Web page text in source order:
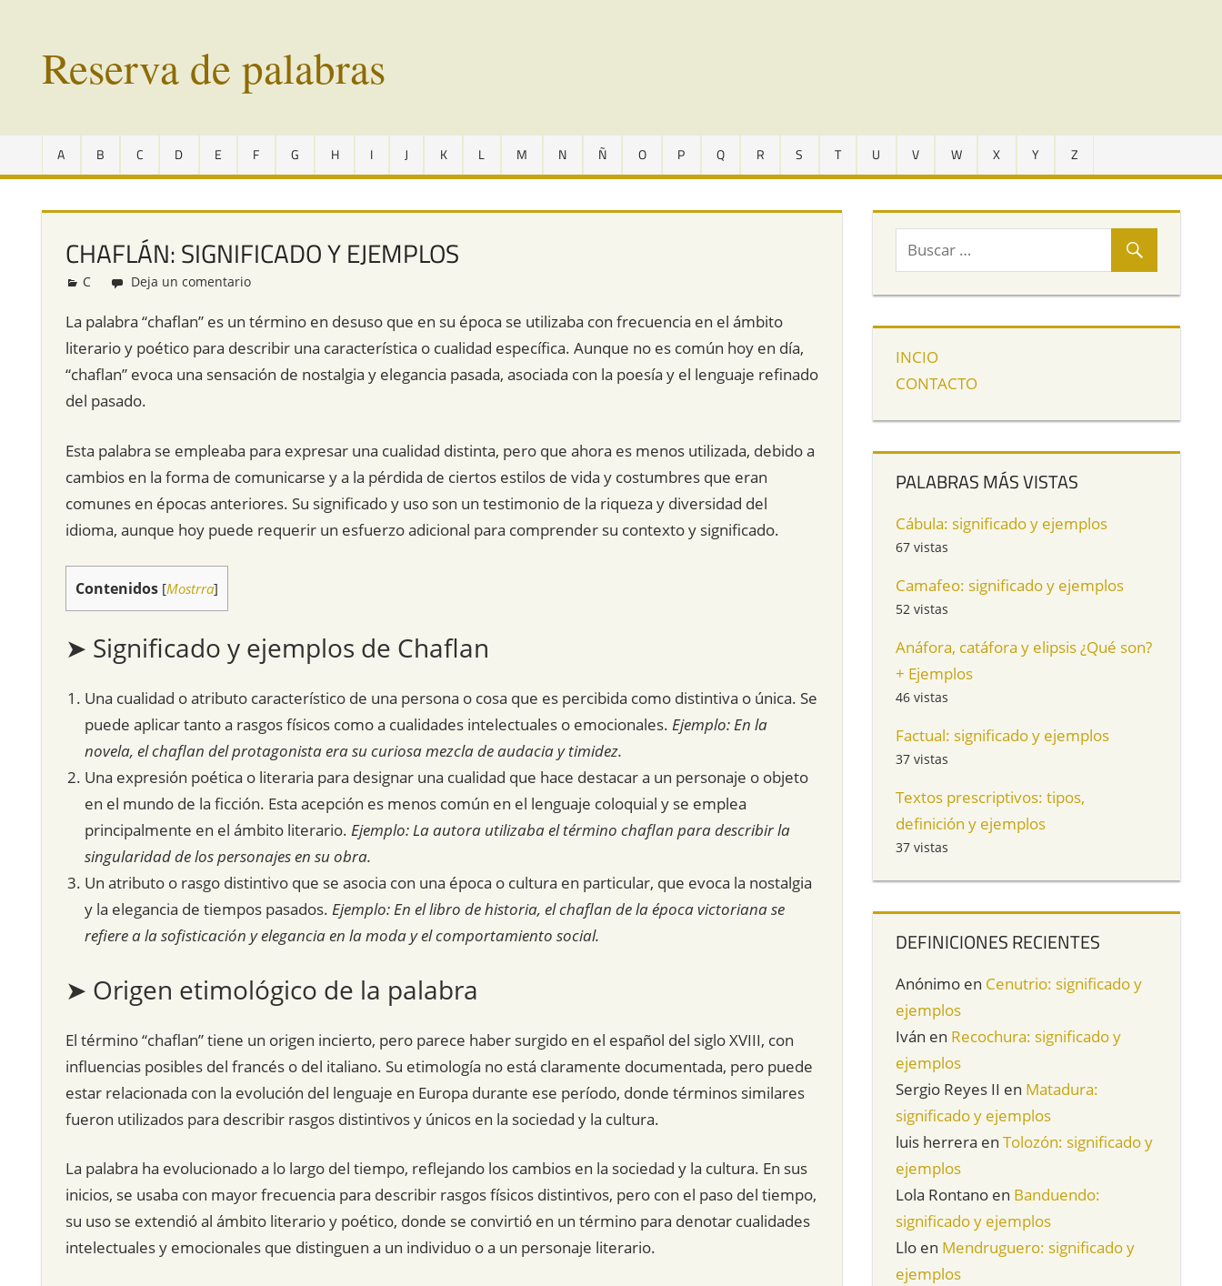
contenidoReserva de palabras
en
vías
extinción
todo
A B C D E F G H I J K L M N Ñ O P Q R S T U V W X Y Z
CHAFLÁN: SIGNIFICADO Y EJEMPLOS
Redacción
C Deja un comentario
La palabra “chaflan” es un término en desuso que en su época se utilizaba con frecuencia en el ámbito
literario y poético para describir una característica o cualidad específica. Aunque no es común hoy en día,
“chaflan” evoca una sensación de nostalgia y elegancia pasada, asociada con la poesía y el lenguaje refinado
del pasado.
Esta palabra se empleaba para expresar una cualidad distinta, pero que ahora es menos utilizada, debido a
cambios en la forma de comunicarse y a la pérdida de ciertos estilos de vida y costumbres que eran
comunes en épocas anteriores. Su significado y uso son un testimonio de la riqueza y diversidad del
idioma, aunque hoy puede requerir un esfuerzo adicional para comprender su contexto y significado.
Contenidos [Mostrra]
➤ Significado y ejemplos de Chaflan
Una cualidad o atributo característico de una persona o cosa que es percibida como distintiva o única. Se
puede aplicar tanto a rasgos físicos como a cualidades intelectuales o emocionales. Ejemplo: En la
novela, el chaflan del protagonista era su curiosa mezcla de audacia y timidez.
Una expresión poética o literaria para designar una cualidad que hace destacar a un personaje o objeto
en el mundo de la ficción. Esta acepción es menos común en el lenguaje coloquial y se emplea
principalmente en el ámbito literario. Ejemplo: La autora utilizaba el término chaflan para describir la
singularidad de los personajes en su obra.
Un atributo o rasgo distintivo que se asocia con una época o cultura en particular, que evoca la nostalgia
y la elegancia de tiempos pasados. Ejemplo: En el libro de historia, el chaflan de la época victoriana se
refiere a la sofisticación y elegancia en la moda y el comportamiento social.
➤ Origen etimológico de la palabra
El término “chaflan” tiene un origen incierto, pero parece haber surgido en el español del siglo XVIII, con
influencias posibles del francés o del italiano. Su etimología no está claramente documentada, pero puede
estar relacionada con la evolución del lenguaje en Europa durante ese período, donde términos similares
fueron utilizados para describir rasgos distintivos y únicos en la sociedad y la cultura.
La palabra ha evolucionado a lo largo del tiempo, reflejando los cambios en la sociedad y la cultura. En sus
inicios, se usaba con mayor frecuencia para describir rasgos físicos distintivos, pero con el paso del tiempo,
su uso se extendió al ámbito literario y poético, donde se convirtió en un término para denotar cualidades
intelectuales y emocionales que distinguen a un individuo o a un personaje literario.
INCIO
CONTACTO
PALABRAS MÁS VISTAS
Cábula: significado y ejemplos
67 vistas
Camafeo: significado y ejemplos
52 vistas
Anáfora, catáfora y elipsis ¿Qué son?
+ Ejemplos
46 vistas
Factual: significado y ejemplos
37 vistas
Textos prescriptivos: tipos,
definición y ejemplos
37 vistas
DEFINICIONES RECIENTES
Anónimo en Cenutrio: significado y
ejemplos
Iván en Recochura: significado y
ejemplos
Sergio Reyes II en Matadura:
significado y ejemplos
luis herrera enTolozón: significado y
ejemplos
Lola Rontano en Banduendo:
significado y ejemplos
Llo en Mendruguero: significado y
ejemplos